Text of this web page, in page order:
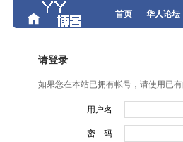
首页 华人论坛
请登录
如果您在本站已拥有帐号，请使用已
用户名
密 码